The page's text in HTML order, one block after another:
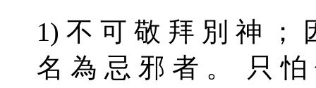
1) 不 可 敬 拜 別 神 ；
名 為 忌 邪 者 。 只 怕